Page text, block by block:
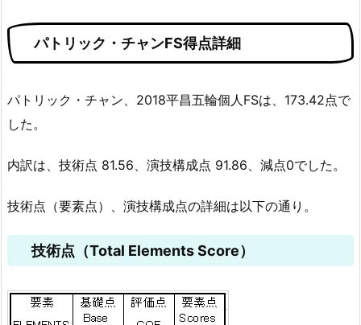
パトリック・チャンFS得点詳細
パトリック・チャン、2018平昌五輪個人FSは、173.42点で
した。
内訳は、技術点 81.56、演技構成点 91.86、減点0でした。
技術点（要素点）、演技構成点の詳細は以下の通り。
技術点（Total Elements Score）